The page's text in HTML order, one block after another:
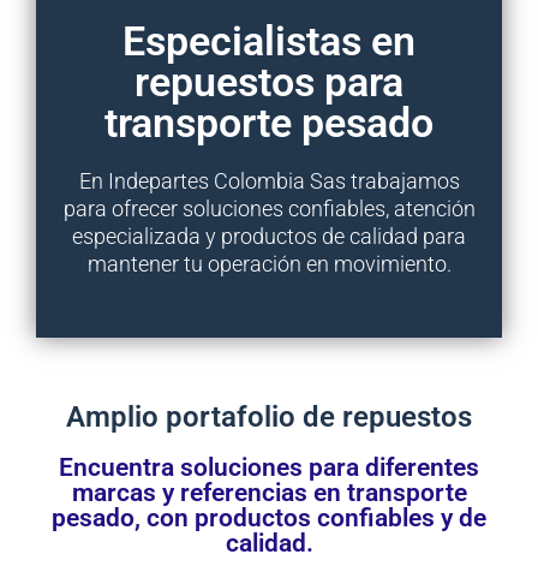
Especialistas en
repuestos para
transporte pesado
En Indepartes Colombia Sas trabajamos
para ofrecer soluciones confiables, atención
especializada y productos de calidad para
mantener tu operación en movimiento.
Amplio portafolio de repuestos
Encuentra soluciones para diferentes
marcas y referencias en transporte
pesado, con productos confiables y de
calidad.